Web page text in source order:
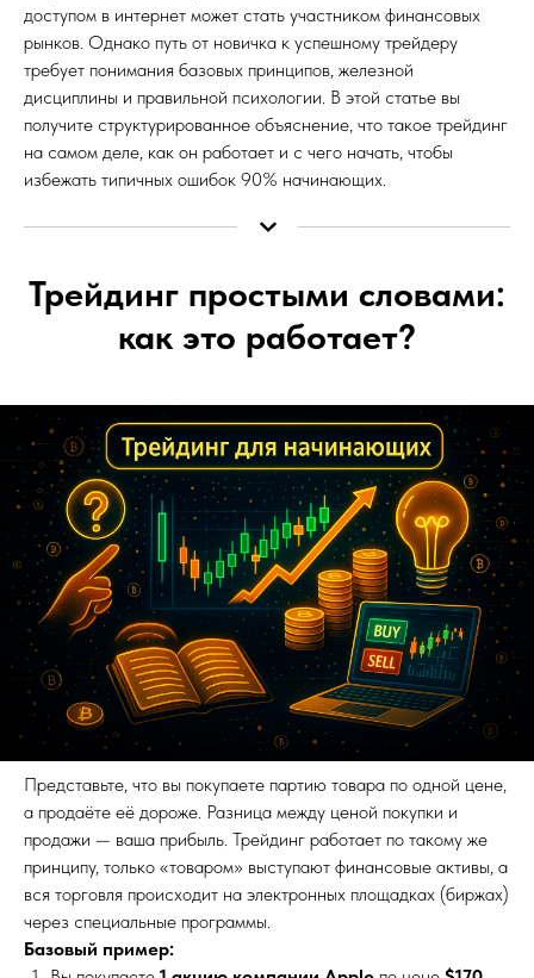
доступом в интернет может стать участником финансовых
рынков. Однако путь от новичка к успешному трейдеру
требует понимания базовых принципов, железной
дисциплины и правильной психологии. В этой статье вы
получите структурированное объяснение, что такое трейдинг
на самом деле, как он работает и с чего начать, чтобы
избежать типичных ошибок 90% начинающих.
Трейдинг простыми словами:
как это работает?
Представьте, что вы покупаете партию товара по одной цене,
а продаёте её дороже. Разница между ценой покупки и
продажи — ваша прибыль. Трейдинг работает по такому же
принципу, только «товаром» выступают финансовые активы, а
вся торговля происходит на электронных площадках (биржах)
через специальные программы.
Базовый пример: